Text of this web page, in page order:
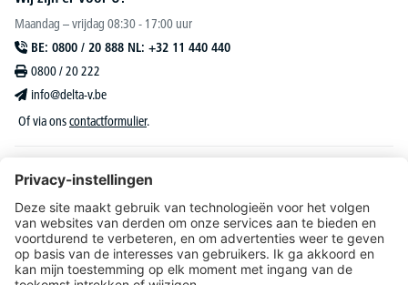
Maandag – vrijdag 08:30 - 17:00 uur
BE: 0800 / 20 888 NL: +32 11 440 440
0800 / 20 222
info@delta-v.be
Of via onscontactformulier.
DELTA-V Lucas
Klantenservice
Over DELTA-V